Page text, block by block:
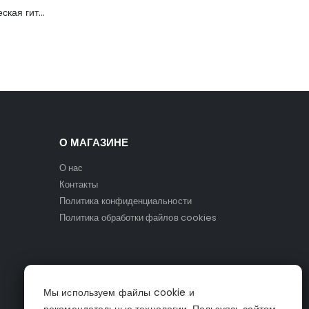
C901T-BS Акустическая гитара, с вырезом, санберст, Caraya
О МАГАЗИНЕ
О нас
Контакты
Политика конфиденциальности
Политика обработки файлов cookies
Мы используем файлы cookie и